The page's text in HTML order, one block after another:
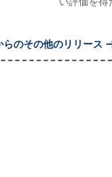
らのその他のリリース